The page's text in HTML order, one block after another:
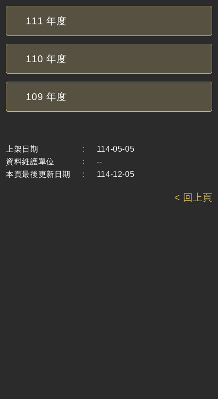
111 年度
110 年度
109 年度
上架日期 :
114-05-05
資料維護單位
:
--
本頁最後更新日期
: 114-12-05
< 回上頁